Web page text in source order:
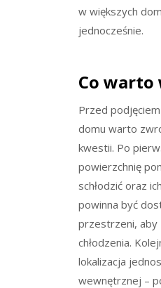
w większych
jednocześnie.
Co warto
Przed
domu warto
kwestii. Po
powierzchnię
schłodzić oraz
powinna być
przestrzeni, aby
chłodzenia.
lokalizacja
wewnętrznej –